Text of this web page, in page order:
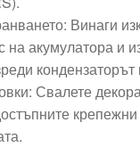
Винаги
акумулатора и
кондензаторът
Свалете